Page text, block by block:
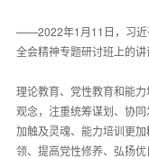
——2022年1月11日，习近
全会精神专题研讨班上的讲
理论教育、党性教育和能
观念，注重统筹谋划、协
加触及灵魂、能力培训更
领、提高党性修养、弘扬优